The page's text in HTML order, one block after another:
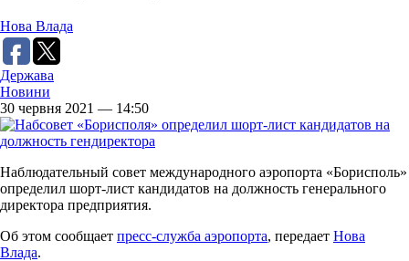
Нова Влада
Держава
Новини
30 червня 2021 — 14:50
Наблюдательный совет международного аэропорта «Борисполь»
определил шорт-лист кандидатов на должность генерального
директора предприятия.
Об этом сообщает пресс-служба аэропорта, передает Нова
Влада.